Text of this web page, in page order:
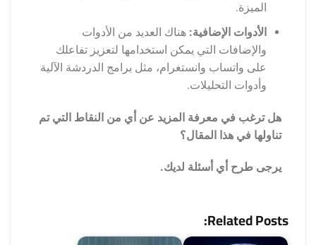
الميزة.
الأدوات الإضافية: هناك العديد من الأدوات
والإضافات التي يمكن استخدامها لتعزيز تفاعلك
على واتساب وانستغرام، مثل برامج الدردشة الآلية
وأدوات التحليلات.
هل ترغب في معرفة المزيد عن أي من النقاط التي تم
تناولها في هذا المقال؟
يرجى طرح أي أسئلة لديك.
Related Posts: